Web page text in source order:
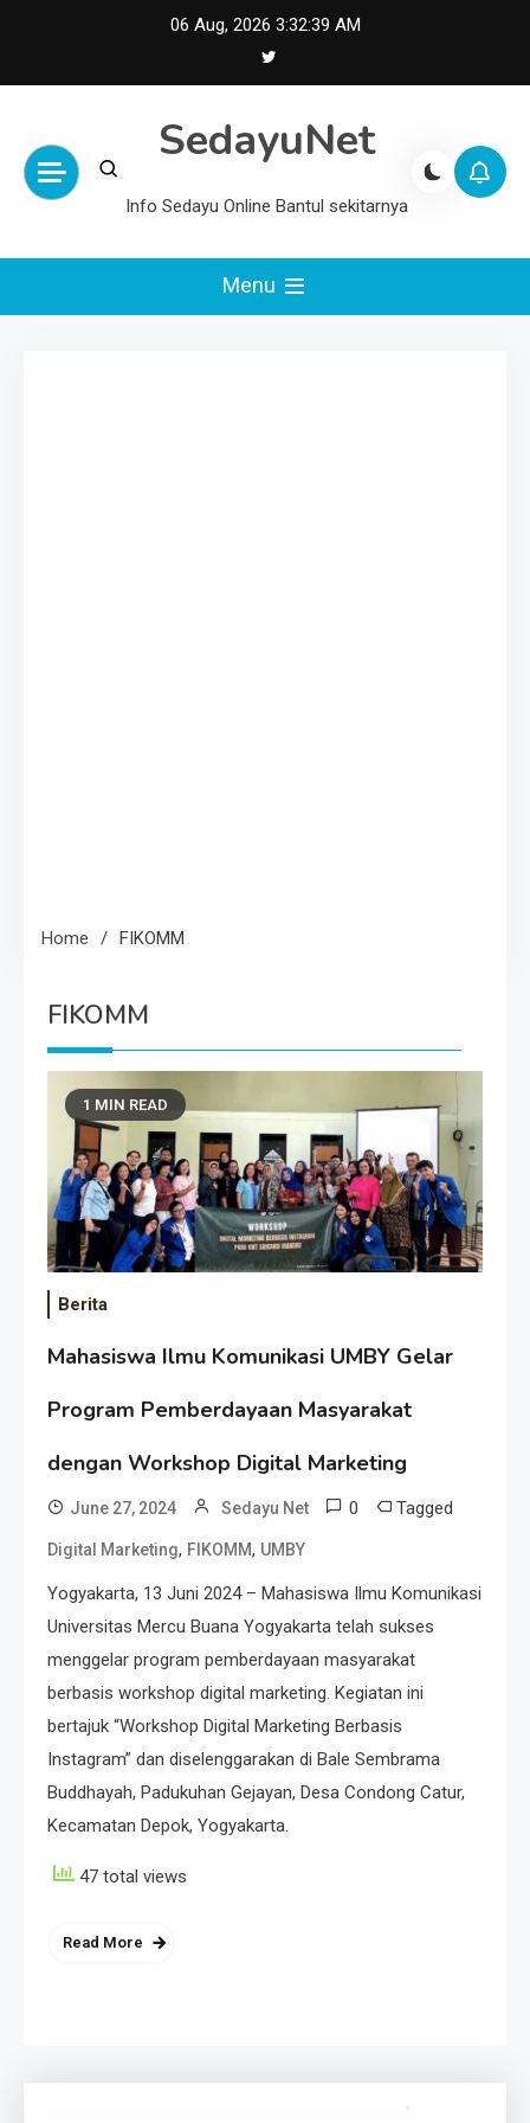
06 Aug, 2026 3:32:39 AM
SedayuNet
Info Sedayu Online Bantul sekitarnya
Menu
Home FIKOMM
FIKOMM
1 MIN READ
Berita
Mahasiswa Ilmu Komunikasi UMBY Gelar
Program Pemberdayaan Masyarakat
dengan Workshop Digital Marketing
June 27, 2024 Sedayu Net 0 Tagged
Digital Marketing, FIKOMM, UMBY
Yogyakarta, 13 Juni 2024 – Mahasiswa Ilmu Komunikasi
Universitas Mercu Buana Yogyakarta telah sukses
menggelar program pemberdayaan masyarakat
berbasis workshop digital marketing. Kegiatan ini
bertajuk “Workshop Digital Marketing Berbasis
Instagram” dan diselenggarakan di Bale Sembrama
Buddhayah, Padukuhan Gejayan, Desa Condong Catur,
Kecamatan Depok, Yogyakarta.
47 total views
Read More